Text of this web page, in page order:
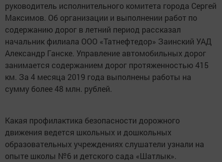
руководитель исполнительного комитета города Сергей
Максимов. Об организации и выполнении работ по
содержанию дорог в летний период рассказал
начальник филиала ООО «Татнефтедор» Заинский УАД
Александр Ганске. Управление автомобильных дорог
занимается содержанием дорог протяженностью 415
км. За 4 месяца 2019 года выполнены работы на
сумму более 48 млн. рублей.
Какая профилактика безопасности дорожного
движения ведется школьных и дошкольных
образовательных учреждениях слушатели узнали на
опыте школы №6 и детского сада «Шатлык».